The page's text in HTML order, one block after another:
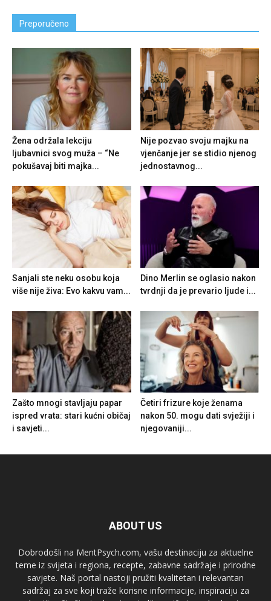
Preporučeno
Žena održala lekciju
ljubavnici svog muža – “Ne
pokušavaj biti majka...
Nije pozvao svoju majku na
vjenčanje jer se stidio njenog
jednostavnog...
Sanjali ste neku osobu koja
više nije živa: Evo kakvu vam...
Dino Merlin se oglasio nakon
tvrdnji da je prevario ljude i...
Zašto mnogi stavljaju papar
ispred vrata: stari kućni običaj
i savjeti...
Četiri frizure koje ženama
nakon 50. mogu dati svježiji i
njegovaniji...
ABOUT US
Dobrodošli na MentPsych.com, vašu destinaciju za aktuelne
teme iz svijeta i regiona, recepte, zabavne sadržaje i prirodne
savjete. Naš portal nastoji pružiti kvalitetan i relevantan
sadržaj za sve koji traže korisne informacije, inspiraciju za